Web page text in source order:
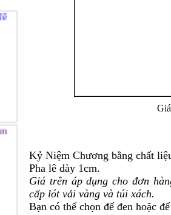
Kỷ Niệm Chương bằng chất
Pha lê dày 1cm.
Giá trên áp dụng cho đơn
cấp lót vải vàng và túi xách.
Bạn có thể chọn đế đen hoặc